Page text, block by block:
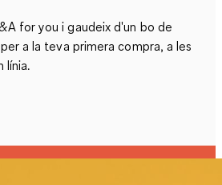
for you i gaudeix d'un bo de
a la teva primera compra, a les
línia.